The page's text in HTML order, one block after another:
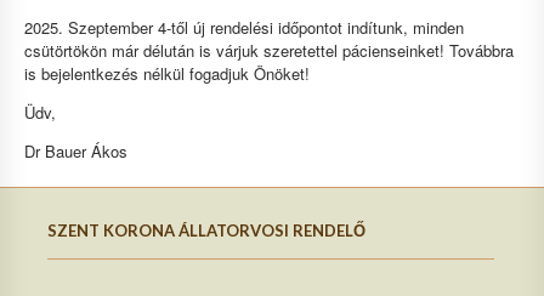
2025. Szeptember 4-től új rendelési időpontot indítunk, minden
csütörtökön már délután is várjuk szeretettel pácienseinket! Továbbra
is bejelentkezés nélkül fogadjuk Önöket!
Üdv,
Dr Bauer Ákos
SZENT KORONA ÁLLATORVOSI RENDELŐ